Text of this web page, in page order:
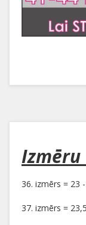
36. izmērs = 23
37. izmērs =